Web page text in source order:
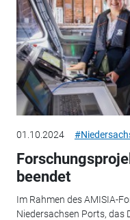
01.10.2024
beendet
Im Rahmen des AMISIA-
Niedersachsen Ports, das